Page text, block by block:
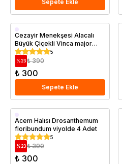
Sepete Ekle
Saksıda
Cezayir Menekşesi Alacalı
Büyük Çiçekli Vinca major
Variegata Saksıda
5
%23 ₺ 390
₺ 300
Sepete Ekle
Saksıda
Acem Halısı Drosanthemum
floribundum viyolde 4 Adet
5
%23 ₺ 390
₺ 300